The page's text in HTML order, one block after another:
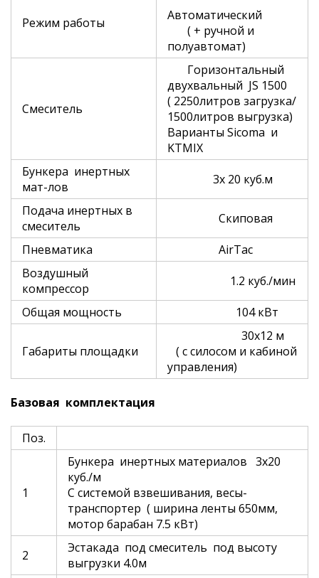
Режим работы
Автоматический
( + ручной и
полуавтомат)
Смеситель
Горизонтальный
двухвальный JS 1500
( 2250литров загрузка/
1500литров выгрузка)
Варианты Sicoma и
KTMIX
Бункера инертных
мат-лов
3х 20 куб.м
Подача инертных в
смеситель
Скиповая
Пневматика
AirTac
Воздушный
компрессор
1.2 куб./мин
Общая мощность
104 кВт
Габариты площадки
30х12 м
( с силосом и кабиной
управления)
Базовая комплектация
Поз.
1
Бункера инертных материалов 3х20
куб./м
С системой взвешивания, весы-
транспортер ( ширина ленты 650мм,
мотор барабан 7.5 кВт)
2
Эстакада под смеситель под высоту
выгрузки 4.0м